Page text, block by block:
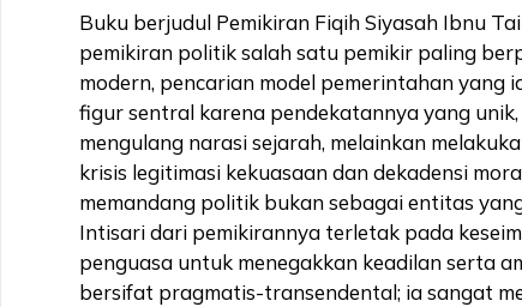
Buku berjudul Pemikiran Fiqih Siyasah Ibnu
pemikiran politik salah satu pemikir paling
modern, pencarian model pemerintahan yang
figur sentral karena pendekatannya yang
mengulang narasi sejarah, melainkan
krisis legitimasi kekuasaan dan dekadensi
memandang politik bukan sebagai entitas
Intisari dari pemikirannya terletak pada
penguasa untuk menegakkan keadilan serta
bersifat pragmatis-transendental; ia sangat